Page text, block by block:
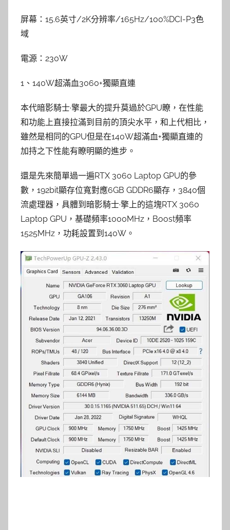
屏幕：15.6英寸/2K分辨率/165Hz/100%DCI-P3色
域
電源：230W
1、140W超滿血3060+獨顯直連
本代暗影騎士·擎最大的提升莫過於GPU瞭，在性能
和功能上直接拉滿到目前的頂尖水平，和上代相比，
雖然是相同的GPU但是在140W超滿血+獨顯直連的
加持之下性能有瞭明顯的進步。
還是先來簡單過一遍RTX 3060 Laptop GPU的參
數，192bit顯存位寬對應6GB GDDR6顯存，3840個
流處理器，具體到暗影騎士·擎上的這塊RTX 3060
Laptop GPU，基礎頻率1000MHz，Boost頻率
1525MHz，功耗設置到140W。